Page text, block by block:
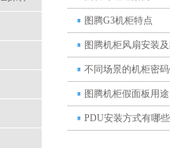
图腾G3机柜特点
图腾机柜风扇安装
不同场景的机柜密
图腾机柜假面板用途
PDU安装方式有哪些